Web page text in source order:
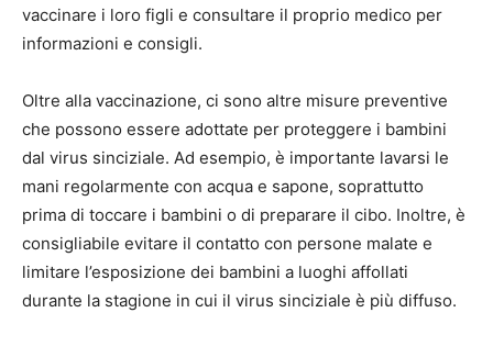
vaccinare i loro figli e consultare il proprio medico per
informazioni e consigli.
Oltre alla vaccinazione, ci sono altre misure preventive
che possono essere adottate per proteggere i bambini
dal virus sinciziale. Ad esempio, è importante lavarsi le
mani regolarmente con acqua e sapone, soprattutto
prima di toccare i bambini o di preparare il cibo. Inoltre, è
consigliabile evitare il contatto con persone malate e
limitare l’esposizione dei bambini a luoghi affollati
durante la stagione in cui il virus sinciziale è più diffuso.